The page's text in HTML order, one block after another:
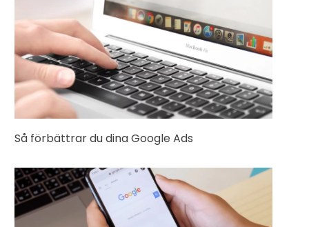
Så förbättrar du dina Google Ads